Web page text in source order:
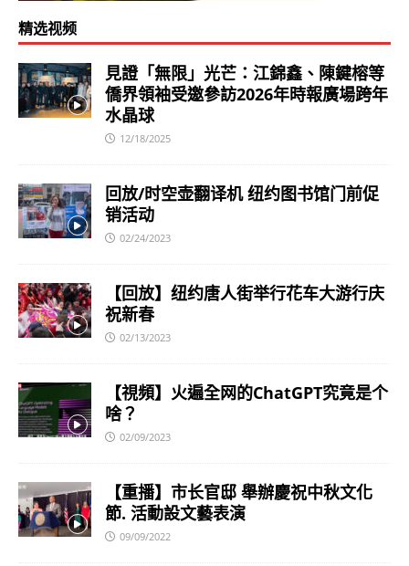
精选视频
見證「無限」光芒：江錦鑫、陳鍵榕等
僑界領袖受邀參訪2026年時報廣場跨年
水晶球
12/18/2025
回放/时空壶翻译机 纽约图书馆门前促
销活动
02/24/2023
【回放】纽约唐人街举行花车大游行庆
祝新春
02/13/2023
【視頻】火遍全网的ChatGPT究竟是个
啥？
02/09/2023
【重播】市长官邸 舉辦慶祝中秋文化
節. 活動設文藝表演
09/09/2022